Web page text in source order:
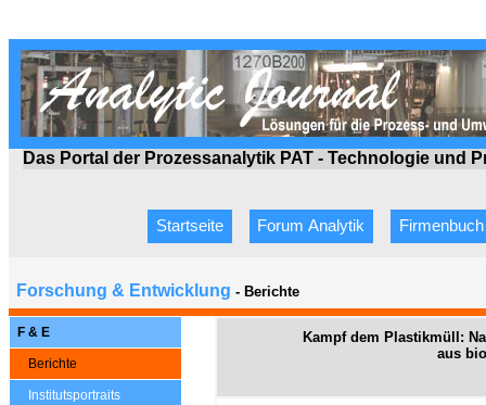
Das Portal der Prozessanalytik PAT - Technologie und
Startseite Forum Analytik Firmenbuch
Forschung & Entwicklung - Berichte
F & E
Berichte
Institutsportraits
Kampf dem Plastikmüll:
aus